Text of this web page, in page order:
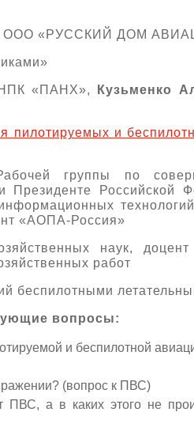
ООО «РУССКИЙ ДОМ
«ПАНХ», Кузьменко
пилотируемых и
группы по
Президенте Российской
«АОПА-Россия»
наук,
работ
беспилотными
вопросы:
и беспилотной
(вопрос к ПВС)
ПВС, а в каких этого не